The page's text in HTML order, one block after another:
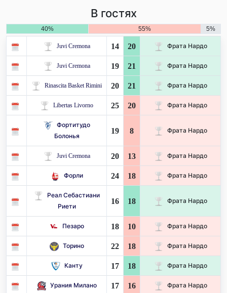
В гостях
40% 55% 5%
Juvi Cremona 14 20 Фрата Нардо
Juvi Cremona 19 21 Фрата Нардо
Rinascita Basket Rimini 20 21 Фрата Нардо
Libertas Livorno 25 20 Фрата Нардо
Фортитудо
Болонья
19 8 Фрата Нардо
Juvi Cremona 20 13 Фрата Нардо
Форли 24 18 Фрата Нардо
Реал Себастиани
Риети
16 18 Фрата Нардо
Пезаро 18 10 Фрата Нардо
Торино 22 18 Фрата Нардо
Канту 17 18 Фрата Нардо
Урания Милано 17 16 Фрата Нардо